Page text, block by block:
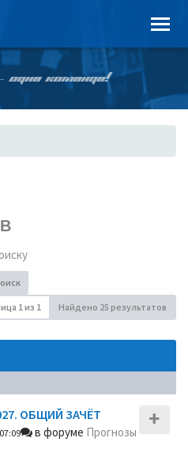
ОДНА КОМАНДА!
1из 1 Найдено 25 результатов
ОБЩИЙ ЗАЧЁТ
в форуме Прогнозы